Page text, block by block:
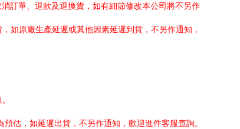
訂單、退款及退換貨，如有細節修改本公司將不另作
如原廠生產延遲或其他因素延遲到貨，不另作通知，
估，如延遲出貨，不另作通知，歡迎進件客服查詢。